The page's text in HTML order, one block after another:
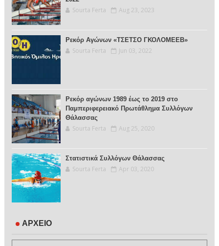
Sourta Ferta Aug 23, 2023
Ρεκόρ Αγώνων «ΤΣΕΤΣΟ ΓΚΟΛΟΜΕΕΒ»
Sourta Ferta Jun 03, 2022
Ρεκόρ αγώνων 1989 έως το 2019 στο
Παμπεριφερειακό Πρωτάθλημα Συλλόγων
Θάλασσας
Sourta Ferta Aug 25, 2020
Στατιστικά Συλλόγων Θάλασσας
Sourta Ferta Apr 03, 2020
ΑΡΧΕΙΟ